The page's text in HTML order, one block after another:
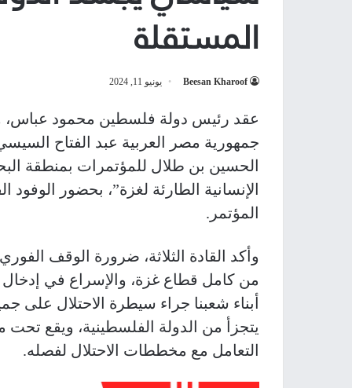
المستقلة
Beesan Kharoof يونيو 11, 2024
عقد رئيس دولة فلسطين محمود عباس،
جمهورية مصر العربية عبد الفتاح
الحسين بن طلال للمؤتمرات بمنطقة
الإنسانية الطارئة لغزة”، بحضور
المؤتمر .
وأكد القادة الثلاثة، ضرورة الوقف
من كامل قطاع غزة، والإسراع في
أبناء شعبنا جراء سيطرة الاحتلال على
يتجزأ من الدولة الفلسطينية، ويقع تحت
التعامل مع مخططات الاحتلال لفصله.